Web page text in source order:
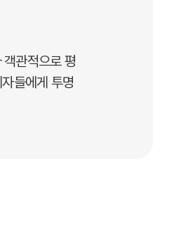
관적으로 평
들에게 투명